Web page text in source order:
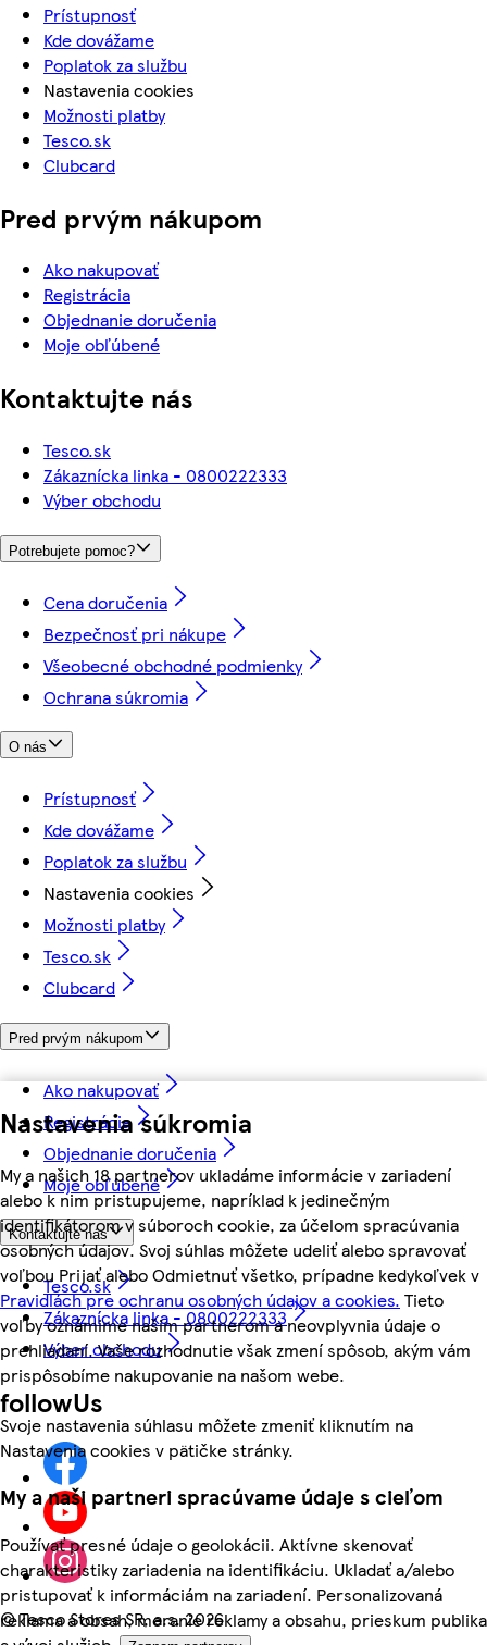
Nastavenia súkromia
My a našich 18 partnerov ukladáme informácie v zariadení
alebo k nim pristupujeme, napríklad k jedinečným
identifikátorom v súboroch cookie, za účelom spracúvania
osobných údajov. Svoj súhlas môžete udeliť alebo spravovať
voľbou Prijať alebo Odmietnuť všetko, prípadne kedykoľvek v
Pravidlách pre ochranu osobných údajov a cookies. Tieto
voľby oznámime našim partnerom a neovplyvnia údaje o
prehliadaní. Vaše rozhodnutie však zmení spôsob, akým vám
prispôsobíme nakupovanie na našom webe.
Svoje nastavenia súhlasu môžete zmeniť kliknutím na
Nastavenia cookies v pätičke stránky.
My a naši partneri spracúvame údaje s cieľom
Používať presné údaje o geolokácii. Aktívne skenovať
charakteristiky zariadenia na identifikáciu. Ukladať a/alebo
pristupovať k informáciám na zariadení. Personalizovaná
reklama a obsah, meranie reklamy a obsahu, prieskum publika
Prístupnosť
Kde dovážame
Poplatok za službu
Nastavenia cookies
Možnosti platby
Tesco.sk
Clubcard
Pred prvým nákupom
Ako nakupovať
Registrácia
Objednanie doručenia
Moje obľúbené
Kontaktujte nás
Tesco.sk
Zákaznícka linka - 0800222333
Výber obchodu
Potrebujete pomoc?
Cena doručenia
Bezpečnosť pri nákupe
Všeobecné obchodné podmienky
Ochrana súkromia
O nás
Prístupnosť
Kde dovážame
Poplatok za službu
Nastavenia cookies
Možnosti platby
Tesco.sk
Clubcard
Pred prvým nákupom
Ako nakupovať
Registrácia
Objednanie doručenia
Moje obľúbené
Kontaktujte nás
Tesco.sk
Zákaznícka linka - 0800222333
Výber obchodu
followUs
©Tesco Stores SR, a.s. 2026